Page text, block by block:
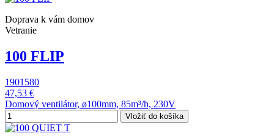
Doprava k vám domov
Vetranie
100 FLIP
1901580
47,53 €
Domový ventilátor, ø100mm, 85m³/h, 230V
Vložiť do košíka